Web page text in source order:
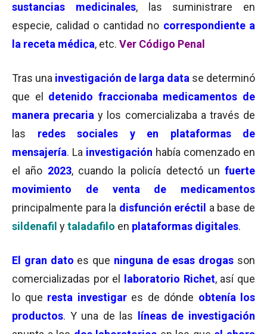
sustancias medicinales, las suministrare en
especie, calidad o cantidad no correspondiente a
la receta médica, etc. Ver Código Penal
Tras una investigación de larga data se determinó
que el detenido fraccionaba medicamentos de
manera precaria y los comercializaba a través de
las redes sociales y en plataformas de
mensajería. La investigación había comenzado en
el año 2023, cuando la policía detectó un fuerte
movimiento de venta de medicamentos
principalmente para la disfunción erécti a base de
sildenafil ytaladafilo en plataformas digitales.
El gran dato es que ninguna de esas drogas son
comercializadas por el
laboratorio Richet, así que
lo que resta investigares de dónde obtenía los
productos. Y una de las
líneas de investigación